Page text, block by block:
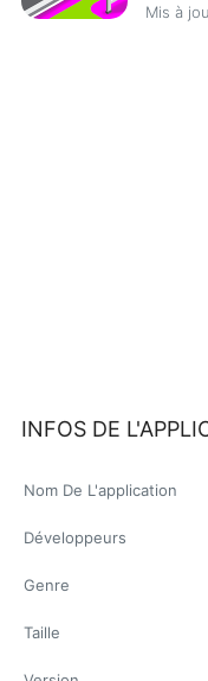
Mis à
INFOS DE
Nom De L'application
Développeurs
Genre
Taille